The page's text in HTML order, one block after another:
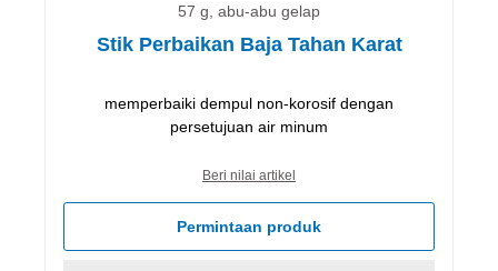
57 g, abu-abu gelap
Stik Perbaikan Baja Tahan Karat
memperbaiki dempul non-korosif dengan
persetujuan air minum
Beri nilai artikel
Permintaan produk